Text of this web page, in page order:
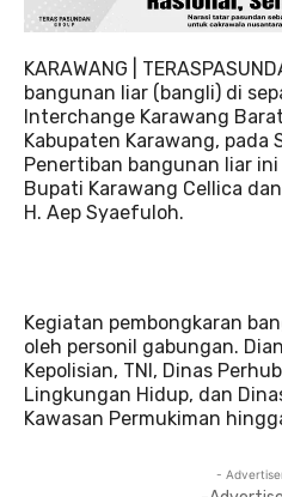
KARAWANG |
bangunan liar (bangli) di
Interchange Karawang
Kabupaten Karawang, pada
Penertiban bangunan liar
Bupati Karawang Cellica
H. Aep Syaefuloh.
Kegiatan pembongkaran
oleh personil gabungan.
Kepolisian, TNI, Dinas
Lingkungan Hidup, dan
Kawasan Permukiman
-